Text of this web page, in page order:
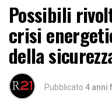
Possibili
crisi
della
Pubblicato 4 anni